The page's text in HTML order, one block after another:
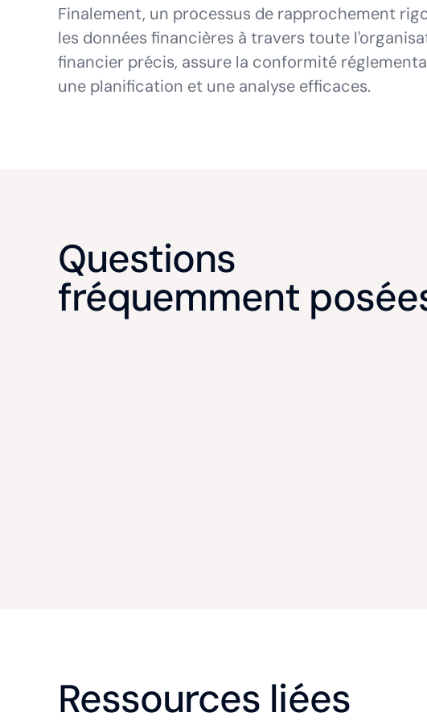
Finalement, un processus de rapprochement
les données financières à travers toute
financier précis, assure la conformité
une planification et une analyse efficaces.
Questions
fréquemment
Ressources liées